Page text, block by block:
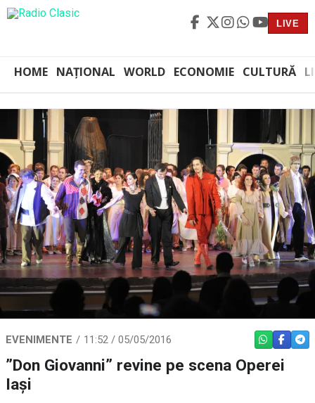
LIVE
HOME NAȚIONAL WORLD ECONOMIE CULTURĂ
EVENIMENTE 11:52 / 05/05/2016 WHATSAPP
”Don Giovanni” revine pe scena Operei
Iași